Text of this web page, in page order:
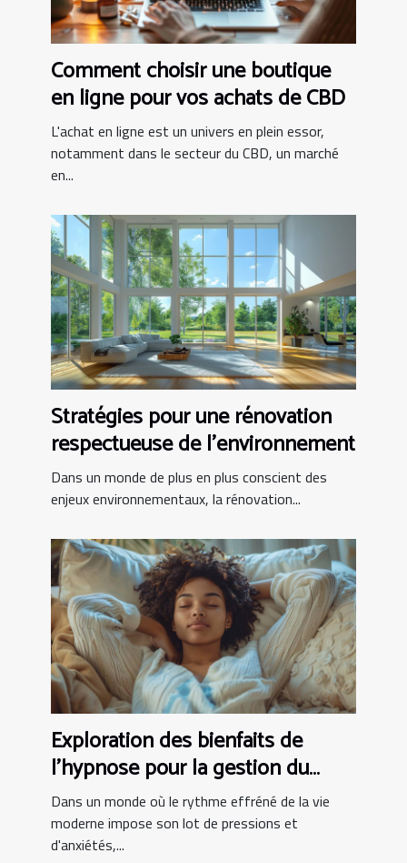
Comment choisir une boutique
en ligne pour vos achats de CBD
L'achat en ligne est un univers en plein essor,
notamment dans le secteur du CBD, un marché
en...
Stratégies pour une rénovation
respectueuse de l'environnement
Dans un monde de plus en plus conscient des
enjeux environnementaux, la rénovation...
Exploration des bienfaits de
l'hypnose pour la gestion du
stress
Dans un monde où le rythme effréné de la vie
moderne impose son lot de pressions et
d'anxiétés,...